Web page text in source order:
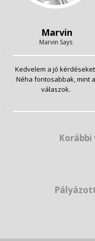
Marvin
Marvin Says
Kedvelem a jó
Néha fontosabbak, mint a
válaszok.